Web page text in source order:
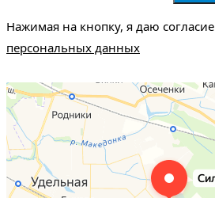
Нажимая на кнопку, я даю согласие
персональных данных